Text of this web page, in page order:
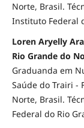
Norte, Brasil.
Instituto Federal
Loren Aryelly
Rio Grande do
Graduanda em
Saúde do Trairi -
Norte, Brasil.
Federal do Rio